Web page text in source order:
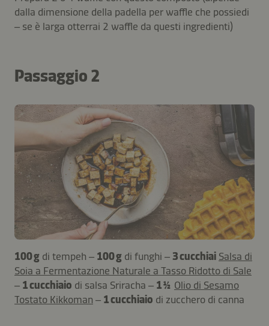
dalla dimensione della padella per waffle che possiedi
– se è larga otterrai 2 waffle da questi ingredienti)
Passaggio 2
100 g di tempeh – 100 g di funghi – 3 cucchiai Salsa di
Soia a Fermentazione Naturale a Tasso Ridotto di Sale
– 1 cucchiaio di salsa Sriracha – 1 ½ Olio di Sesamo
Tostato Kikkoman – 1 cucchiaio di zucchero di canna